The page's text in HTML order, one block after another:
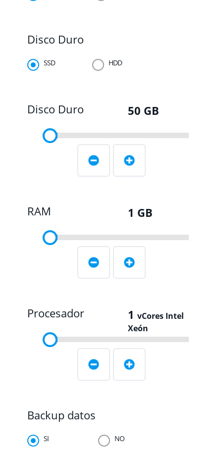
Disco Duro
SSD HDD
Disco Duro 50 GB
RAM 1 GB
Procesador 1 vCores Intel
Xeón
Backup datos
SI NO